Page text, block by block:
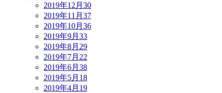
2019年12月 30
2019年11月 37
2019年10月 36
2019年9月 33
2019年8月 29
2019年7月 22
2019年6月 38
2019年5月 18
2019年4月 19